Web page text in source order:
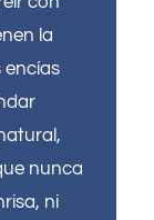
la
encías
nunca
ni